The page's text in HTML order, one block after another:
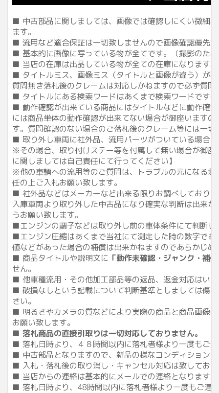
■ 中古部品に関しましては、画像では確認しにくい微細な
ます。
■ 流用など適合保証は一切致しませんので画像確認優先
■ 基本的に画像に写っている物が全てです。（撮影のた
■ 当店の在庫は出品している物が全ての在庫になります。
■ タイトルミス、画像ミス（タイトルと画像が違う）が
質問無き落札後のクレームは対応しかねますので必ず質
■ タイトルにある検索ワードはあくまで検索ワードです
■ 動作確認が出来ている商品にはタイトルなどに動作確
には商品単体の動作確認が出来てない場合が御座います
す。質問確認のない場合のご落札後のクレーム等には一
■ 取り外し車両に社外品、流用パーツがついている場合
※その場合、取り付けステー等を付属して無い場合が御
に関しましては自己責任にて行ってください】
※他の車輌への流用等のご質問は、トラブルの元になる
任の上ご入札お願い致します。
■ 社外品などはメーカーなど出来る限りお調べしており
入庫車両より取り外した中古品になり確実な判断は出来
うお願い致します。
■エンジンの調子などは取り外し前の車体条件にて判断
■エンジン圧縮はあくまで当社にて測定した時の数字で
値などがあった場合の補償は出来かねますのであらかじめ
■ 商品タイトルや説明文に 「動作未確認・ジャンク・
せん。
■ 他車種流用・その他加工部品等の返品、返金対応はい
■ 破損なしという記載について判断基準としましては傷
さい。
■ 明るさやカメラの質などにより実際の商品と商品画像
お願い致します。
■ 落札商品の直接引取りは一切対応しておりません。
■ 落札日時より、４８時間以内に落札者様より一度もご
■ 中古部品となりますので、新品の様なコンディション
■ 入札・落札後の取り消し・キャンセル対応は致してお
■ 当店からの連絡は基本的にメールでの連絡となります
■ 落札日時より、48時間以内に落札者様より一度もご連